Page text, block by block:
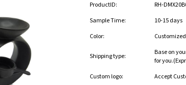
ProductID:
RH-
Sample Time:
10-15 days
Color:
Customized
Shipping type:
Base on
for
Custom logo:
Accept